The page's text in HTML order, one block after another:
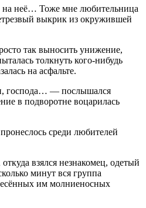
неё… Тоже мне любительница
выкрик из окружившей
так выносить унижение,
толкнуть кого-нибудь
на асфальте.
господа… — послышался
в подворотне воцарилась
среди любителей
взялся незнакомец, одетый
минут вся группа
им молниеносных